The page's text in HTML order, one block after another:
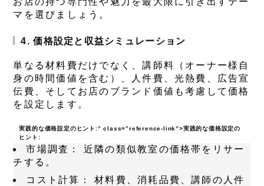
マを選びましょう。
4. 価格設定と収益シミュレーション
単なる材料費だけでなく、講師料（オーナー様自
身の時間価値を含む）、人件費、光熱費、広告宣
伝費、そしてお店のブランド価値も考慮して価格
を設定します。
実践的な価格設定のヒント:” class=”reference-link”>実践的な価格設定の
ヒント:
市場調査：
近隣の類似教室の価格帯をリサー
チする。
コスト計算：
材料費、消耗品費、講師の人件